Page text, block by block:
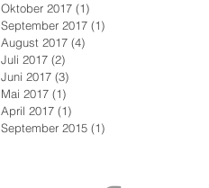
Oktober 2017 (1)
September 2017 (1)
August 2017 (4)
Juli 2017 (2)
Juni 2017 (3)
Mai 2017 (1)
April 2017 (1)
September 2015 (1)